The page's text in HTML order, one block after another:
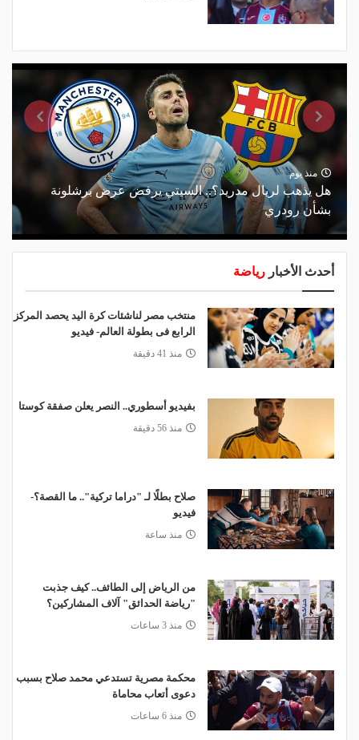
منذ يوم
هل يذهب لريال مدريد؟.. السيتي يرفض عرض برشلونة
بشأن رودري
أحدث الأخبار رياضة
منتخب مصر لناشئات كرة اليد يحصد المركز
الرابع فى بطولة العالم- فيديو
منذ 41 دقيقة
بفيديو أسطوري.. النصر يعلن صفقة كوستا
منذ 56 دقيقة
صلاح بطلًا لـ "دراما تركية".. ما القصة؟-
فيديو
منذ ساعة
من الرياض إلى الطائف.. كيف جذبت
"رياضة الحدائق" آلاف المشاركين؟
منذ 3 ساعات
محكمة مصرية تستدعي محمد صلاح بسبب
دعوى أتعاب محاماة
منذ 6 ساعات